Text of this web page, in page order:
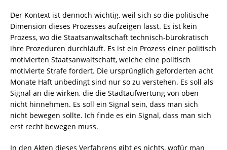
Der Kontext ist dennoch wichtig, weil sich so die politische
Dimension dieses Prozesses aufzeigen lässt. Es ist kein
Prozess, wo die Staatsanwaltschaft technisch-bürokratisch
ihre Prozeduren durchläuft. Es ist ein Prozess einer politisch
motivierten Staatsanwaltschaft, welche eine politisch
motivierte Strafe fordert. Die ursprünglich geforderten acht
Monate Haft unbedingt sind nur so zu verstehen. Es soll als
Signal an die wirken, die die Stadtaufwertung von oben
nicht hinnehmen. Es soll ein Signal sein, dass man sich
nicht bewegen sollte. Ich finde es ein Signal, dass man sich
erst recht bewegen muss.
In den Akten dieses Verfahrens gibt es nichts, wofür man